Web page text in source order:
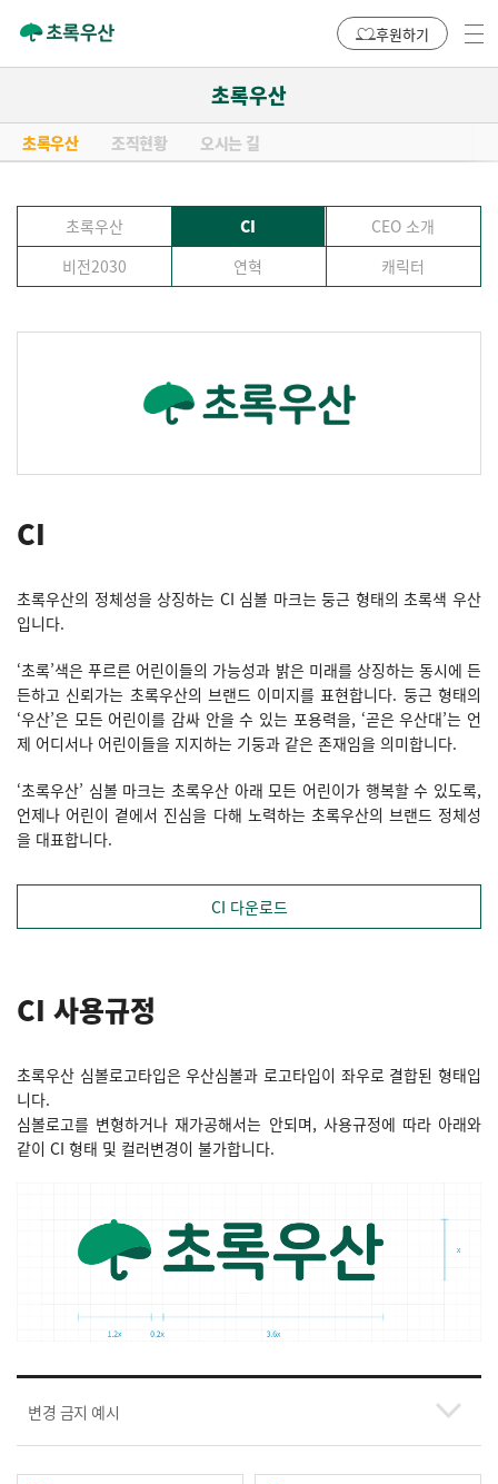
후원하기
초록우산
초록우산 조직현황 오시는 길
초록우산 CI
CEO 소개
비전2030
연혁 캐릭터
CI
초록우산의 정체성을 상징하는 CI 심볼 마크는 둥근 형태의 초록색 우산
입니다.
‘초록’색은 푸르른 어린이들의 가능성과 밝은 미래를 상징하는 동시에 든
든하고 신뢰가는 초록우산의 브랜드 이미지를 표현합니다. 둥근 형태의
‘우산’은 모든 어린이를 감싸 안을 수 있는 포용력을, ‘곧은 우산대’는 언
제 어디서나 어린이들을 지지하는 기둥과 같은 존재임을 의미합니다.
‘초록우산’ 심볼 마크는 초록우산 아래 모든 어린이가 행복할 수 있도록,
언제나 어린이 곁에서 진심을 다해 노력하는 초록우산의 브랜드 정체성
을 대표합니다.
CI 다운로드
CI 사용규정
초록우산 심볼로고타입은 우산심볼과 로고타입이 좌우로 결합된 형태입
니다.
심볼로고를 변형하거나 재가공해서는 안되며, 사용규정에 따라 아래와
같이 CI 형태 및 컬러변경이 불가합니다.
변경 금지 예시